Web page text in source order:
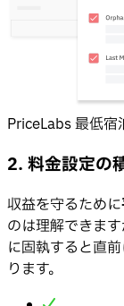
PriceLabs 最低宿
2. 料金設定の
収益を守るために
のは理解できま
に固執すると直
ります。